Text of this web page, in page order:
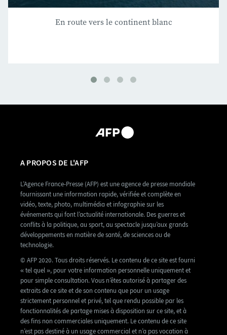
En route vers le continent blanc
A PROPOS DE L'AFP
L’Agence France-Presse (AFP) est une agence de presse mondiale
fournissant une information rapide, vérifiée et complète en
vidéo, texte, photo, multimédia et infographie sur les
événements qui font l’actualité internationale. Des guerres et
conflits à la politique, au sport, au spectacle jusqu’aux grands
développements en matière de santé, de sciences ou de
technologie.
© AFP 2020. Tous droits réservés. Le contenu de ce site est fourni
« tel quel », pour votre information personnelle uniquement et
pour simple consultation. Vous n’êtes autorisé à partager des
extraits de ce site et de son contenu que pour un usage
strictement personnel et privé, tel que rendu possible par les
fonctionnalités de partage mises à disposition sur ce site, et à
des fins non commerciales uniquement. Le contenu de ce site
n’est pas destiné à un usage commercial et n’a pas vocation à